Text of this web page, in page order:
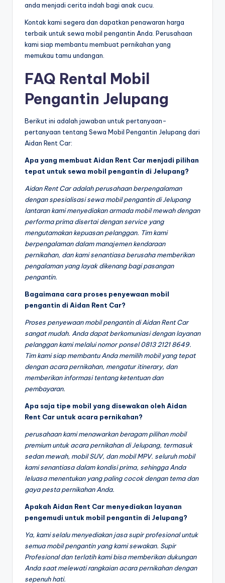
anda menjadi cerita indah bagi anak cucu.
Kontak kami segera dan dapatkan penawaran harga
terbaik untuk sewa mobil pengantin Anda. Perusahaan
kami siap membantu membuat pernikahan yang
memukau tamu undangan.
FAQ Rental Mobil
Pengantin Jelupang
Berikut ini adalah jawaban untuk pertanyaan-
pertanyaan tentang Sewa Mobil Pengantin Jelupang dari
Aidan Rent Car:
Apa yang membuat Aidan Rent Car menjadi pilihan
tepat untuk sewa mobil pengantin di Jelupang?
Aidan Rent Car adalah perusahaan berpengalaman
dengan spesialisasi sewa mobil pengantin di Jelupang
lantaran kami menyediakan armada mobil mewah dengan
performa prima disertai dengan service yang
mengutamakan kepuasan pelanggan. Tim kami
berpengalaman dalam manajemen kendaraan
pernikahan, dan kami senantiasa berusaha memberikan
pengalaman yang layak dikenang bagi pasangan
pengantin.
Bagaimana cara proses penyewaan mobil
pengantin di Aidan Rent Car?
Proses penyewaan mobil pengantin di Aidan Rent Car
sangat mudah. Anda dapat berkomuniasi dengan layanan
pelanggan kami melalui nomor ponsel 0813 2121 8649.
Tim kami siap membantu Anda memilih mobil yang tepat
dengan acara pernikahan, mengatur itinerary, dan
memberikan informasi tentang ketentuan dan
pembayaran.
Apa saja tipe mobil yang disewakan oleh Aidan
Rent Car untuk acara pernikahan?
perusahaan kami menawarkan beragam pilihan mobil
premium untuk acara pernikahan di Jelupang, termasuk
sedan mewah, mobil SUV, dan mobil MPV. seluruh mobil
kami senantiasa dalam kondisi prima, sehingga Anda
leluasa menentukan yang paling cocok dengan tema dan
gaya pesta pernikahan Anda.
Apakah Aidan Rent Car menyediakan layanan
pengemudi untuk mobil pengantin di Jelupang?
Ya, kami selalu menyediakan jasa supir profesional untuk
semua mobil pengantin yang kami sewakan. Supir
Profesional dan terlatih kami bisa memberikan dukungan
Anda saat melewati rangkaian acara pernikahan dengan
sepenuh hati.